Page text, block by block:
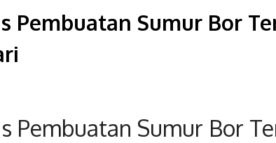
Pembuatan Sumur Bor
Pembuatan Sumur Bor